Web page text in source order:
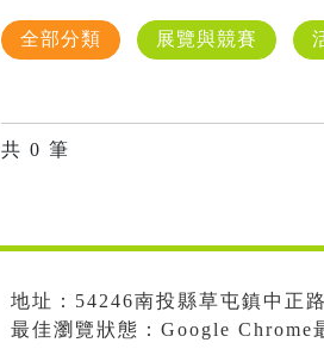
全部分類 展覽與競賽
共 0 筆
地址：54246南投縣草屯鎮中正
最佳瀏覽狀態：Google